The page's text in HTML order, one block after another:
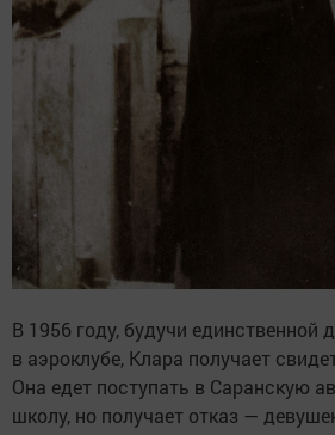
В 1956 году, будучи единственной
в аэроклубе, Клара получает
Она едет поступать в Саранскую
школу, но получает отказ —